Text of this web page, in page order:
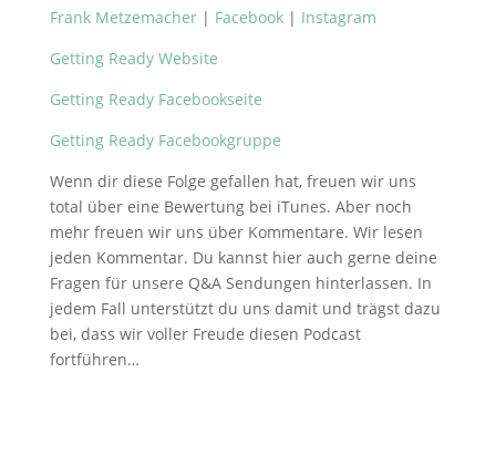
Frank Metzemacher| Facebook| Instagram
Getting Ready Website
Getting Ready Facebookseite
Getting Ready Facebookgruppe
Wenn dir diese Folge gefallen hat, freuen wir uns
total über eine Bewertung bei iTunes. Aber noch
mehr freuen wir uns über Kommentare. Wir lesen
jeden Kommentar. Du kannst hier auch gerne deine
Fragen für unsere Q&A Sendungen hinterlassen. In
jedem Fall unterstützt du uns damit und trägst dazu
bei, dass wir voller Freude diesen Podcast
fortführen…